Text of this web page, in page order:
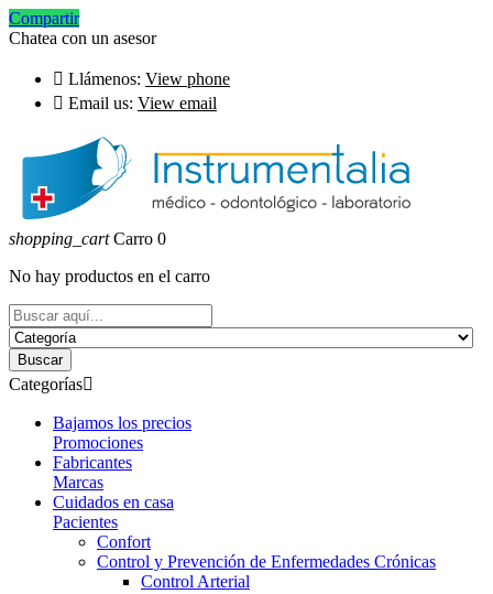
Compartir
Chatea con un asesor
 Llámenos: View phone
 Email us: View email
shopping_cart Carro 0
No hay productos en el carro
Buscar
Categorías
Bajamos los precios
Promociones
Fabricantes
Marcas
Cuidados en casa
Pacientes
Confort
Control y Prevención de Enfermedades Crónicas
Control Arterial